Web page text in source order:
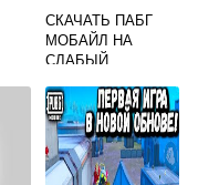
СКАЧАТЬ ПАБГ
МОБАЙЛ НА
СЛАБЫЙ